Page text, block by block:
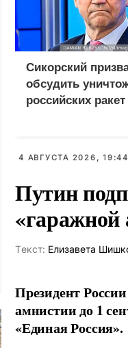
Сикорский
обсудить
российских
4 АВГУСТА 2026,
Путин
«гаражной
Tекст: Елизавета
Президент
амнистии до 1
«Единая Россия».